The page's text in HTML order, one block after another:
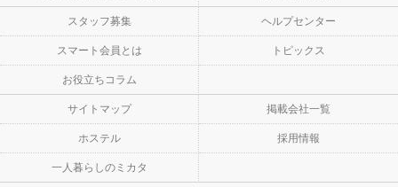
スタッフ募集 ヘルプセンター
スマート会員とは トピックス
お役立ちコラム
サイトマップ 掲載会社一覧
ホステル 採用情報
一人暮らしのミカタ